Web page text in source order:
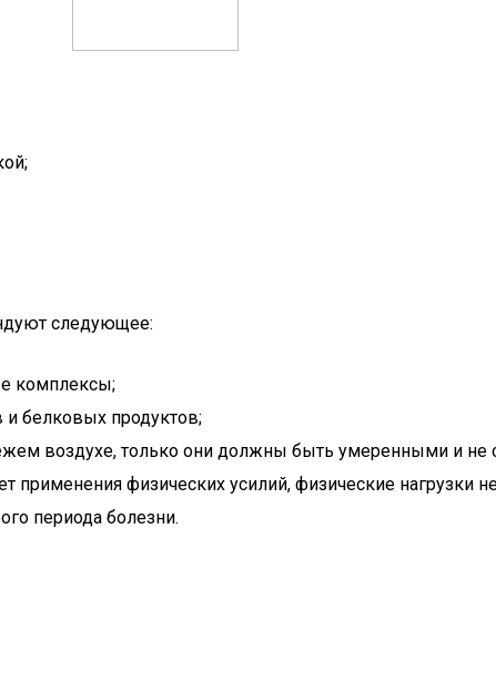
следующее:
комплексы;
белковых продуктов;
воздухе, только они должны быть умеренными и
применения физических усилий, физические нагрузки
периода болезни.